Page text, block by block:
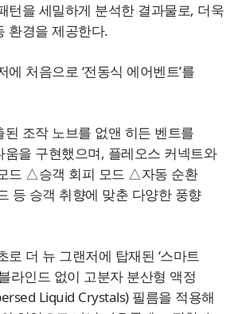
턴을 세밀하게 분석한 결과물로, 더욱
환경을 제공한다.
처음으로 ‘전동식 에어벤트’를
조작 노브를 없앤 히든 벤트를
을 구현했으며, 플레오스 커넥트와
드 △승객 회피 모드 △자동 순환
등 승객 취향에 맞춘 다양한 풍향
로 더 뉴 그랜저에 탑재된 ‘스마트
라인드 없이 고분자 분산형 액정
Liquid Crystals) 필름을 적용해